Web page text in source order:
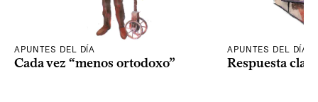
APUNTES DEL DÍA
Cada vez “menos ortodoxo”
APUNTES DEL DÍA
Respuesta